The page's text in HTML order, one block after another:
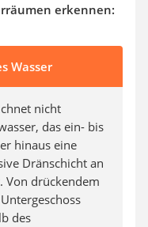
erkennen:
Wasser
nicht
das ein- bis
hinaus eine
Dränschicht an
Von drückendem
des